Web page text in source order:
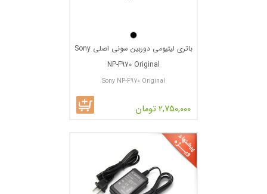
باتری لیتیومی دوربین سونی اصلی Sony
NP-F970 Original
Sony NP-F970 Original
2,750,000 تومان